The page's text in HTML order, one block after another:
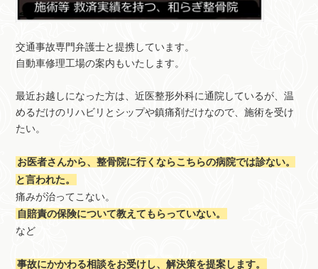
交通事故専門弁護士と提携しています。
自動車修理工場の案内もいたします。
最近お越しになった方は、近医整形外科に通院しているが、温
めるだけのリハビリとシップや鎮痛剤だけなので、施術を受け
たい。
お医者さんから、整骨院に行くならこちらの病院では診ない。
と言われた。
痛みが治ってこない。
自賠責の保険について教えてもらっていない。
など
事故にかかわる相談をお受けし、解決策を提案します。